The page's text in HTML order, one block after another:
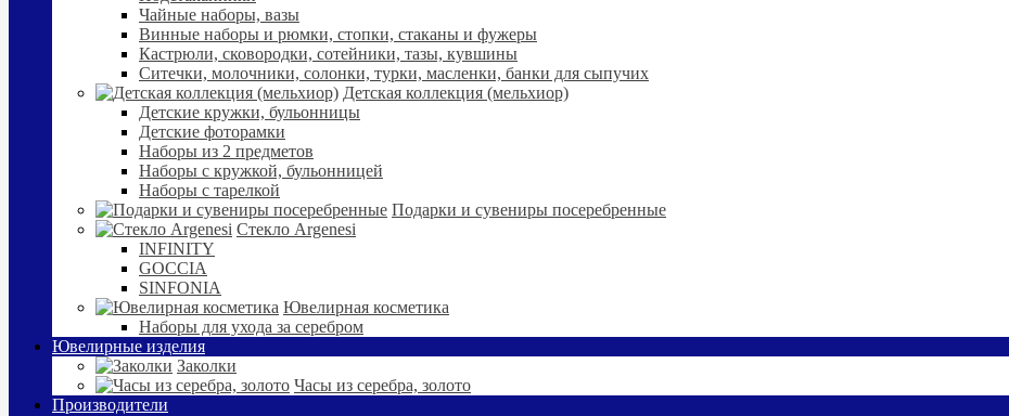
Чайные наборы, вазы
Винные наборы и рюмки, стопки, стаканы и фужеры
Кастрюли, сковородки, сотейники, тазы, кувшины
Ситечки, молочники, солонки, турки, масленки, банки для сыпучих
Детская коллекция (мельхиор)
Детские кружки, бульонницы
Детские фоторамки
Наборы из 2 предметов
Наборы с кружкой, бульонницей
Наборы с тарелкой
Подарки и сувениры посеребренные
Стекло Argenesi
INFINITY
GOCCIA
SINFONIA
Ювелирная косметика
Наборы для ухода за серебром
Ювелирные изделия
Заколки
Часы из серебра, золото
Производители